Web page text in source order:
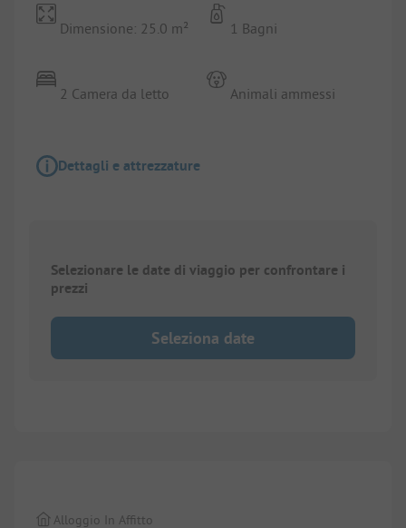
Dimensione: 25.0 m²
2 Camera da letto
1 Bagni
Animali ammessi
Dettagli e attrezzature
Selezionare le date di viaggio per confrontare i
prezzi
Seleziona date
Alloggio In Affitto